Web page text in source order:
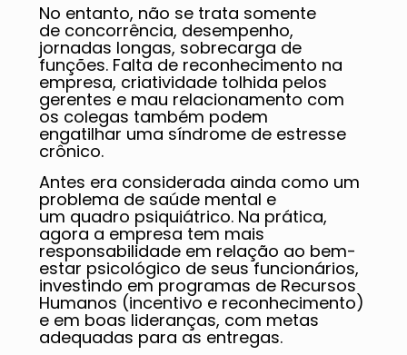
No entanto, não se trata somente
de concorrência, desempenho,
jornadas longas, sobrecarga de
funções. Falta de reconhecimento na
empresa, criatividade tolhida pelos
gerentes e mau relacionamento com
os colegas também podem
engatilhar uma síndrome de estresse
crônico.
Antes era considerada ainda como um
problema de saúde mental e
um quadro psiquiátrico. Na prática,
agora a empresa tem mais
responsabilidade em relação ao bem-
estar psicológico de seus funcionários,
investindo em programas de Recursos
Humanos (incentivo e reconhecimento)
e em boas lideranças, com metas
adequadas para as entregas.